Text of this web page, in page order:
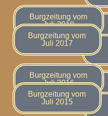
Burgzeitung vom
Juli 2018
Burgzeitung vom
Juli 2017
Burgzeitung vom
Juli 2016
Burgzeitung vom
Juli 2015